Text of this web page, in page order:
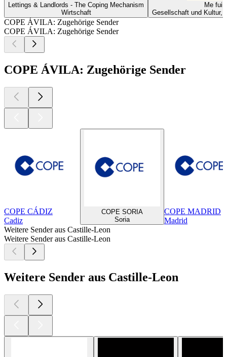
Lettings & Landlords - The Coping Mechanism
Wirtschaft
Me fui
Gesellschaft und Kultur,
COPE ÁVILA: Zugehörige Sender
COPE ÁVILA: Zugehörige Sender
COPE ÁVILA: Zugehörige Sender
COPE CÁDIZ
Cadiz
COPE SORIA
Soria
COPE MADRID
Madrid
Weitere Sender aus Castille-Leon
Weitere Sender aus Castille-Leon
Weitere Sender aus Castille-Leon